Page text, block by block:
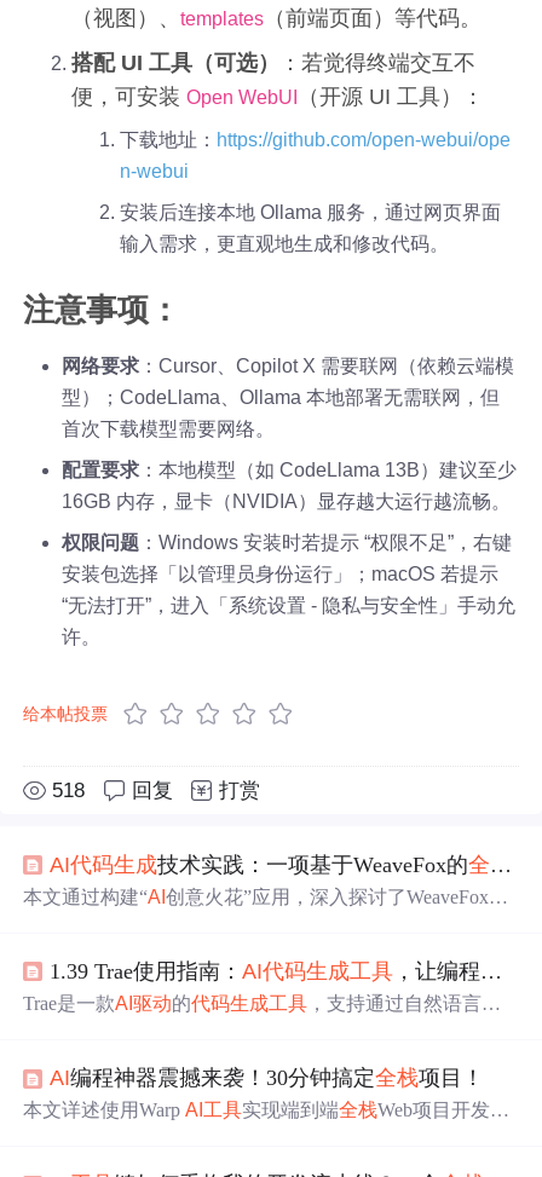
（视图）、templates （前端页面）等代码。
搭配 UI 工具（可选）
：若觉得终端交互不
便，可安装Open WebUI （开源 UI 工具）：
下载地址： https://github.com/open-webui/ope
n-webui
安装后连接本地 Ollama 服务，通过网页界面
输入需求，更直观地生成和修改代码。
注意事项：
网络要求 ：Cursor、Copilot X 需要联网（依赖云端模
型）；CodeLlama、Ollama 本地部署无需联网，但
首次下载模型需要网络。
配置要求 ：本地模型（如 CodeLlama 13B）建议至少
16GB 内存，显卡（NVIDIA）显存越大运行越流畅。
权限问题 ：Windows 安装时若提示 “权限不足”，右键
安装包选择「以管理员身份运行」；macOS 若提示
“无法打开”，进入「系统设置 - 隐私与安全性」手动允
许。
给本帖投票
518 回复 打赏
AI代码生成技术实践：一项基于WeaveFox的全栈
本文通过构建“AI创意火花”应用，深入探讨了WeaveFox平
及CLI工具深度集成，展现了AI驱动开发在提升效率、降低
门槛方面的显著优势。
1.39 Trae使用指南：AI代码生成工具 ，让编程像写文档一样简单
Trae是一款AI驱动的代码生成工具 ，支持通过自然语言描
例展示如何提升开发效率，强调需求描述清晰性和代码质
量保障。
AI编程神器震撼来袭！30分钟搞定全栈项目！
本文详述使用WarpAI 工具实现端到端全栈Web项目开发的